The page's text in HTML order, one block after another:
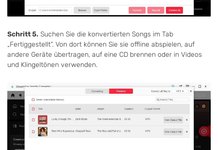
Schritt 5. Suchen Sie die konvertierten Songs im Tab
„Fertiggestellt“. Von dort können Sie sie offline abspielen, auf
andere Geräte übertragen, auf eine CD brennen oder in Videos
und Klingeltönen verwenden.